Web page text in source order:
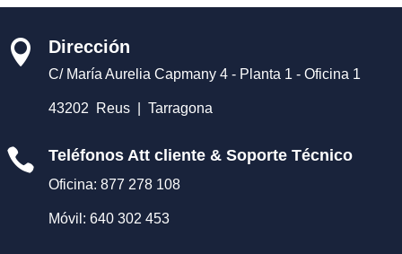
 Dirección
C/ María Aurelia Capmany 4 - Planta 1 - Oficina 1
43202 Reus | Tarragona
 Teléfonos Att cliente & Soporte Técnico
Oficina: 877 278 108
Móvil: 640 302 453